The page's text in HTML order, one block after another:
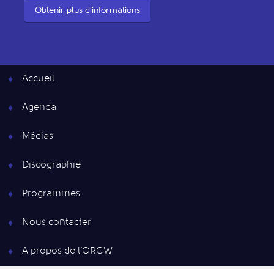
Obtenir plus d'informations
Accueil
Agenda
Médias
Discographie
Programmes
Nous contacter
A propos de l’ORCW